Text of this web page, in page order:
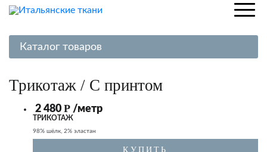
Каталог товаров
Хлопок
Лен
Вискоза
Трикотаж / С принтом
2 480 Р /метр
ТРИКОТАЖ
98% шёлк, 2% эластан
КУПИТЬ